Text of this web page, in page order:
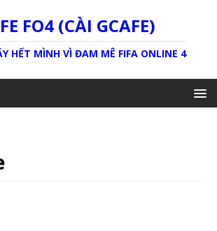
FO4 (CÀI GCAFE)
HẾT MÌNH VÌ ĐAM MÊ FIFA ONLINE 4